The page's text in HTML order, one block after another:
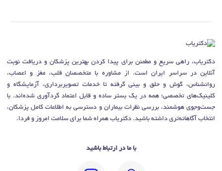
دکتریاب، راهی سریع و مطمئن برای پیدا کردن بهترین پزشکان و دریافت نوبت
آنلاین در سراسر ایران است. از مشاوره با متخصصان قلب، مغز و اعصاب،
روانشناس، گوش و حلق و بینی گرفته تا خدمات تصویربرداری، آزمایشگاه و
کلینیک‌های تخصصی؛ همه در یک بستر ساده و قابل اعتماد گردآوری شده‌اند. با
جست‌وجوی هوشمند، بررسی نظرات بیماران و دسترسی به اطلاعات کامل پزشکان،
انتخاب آگاهانه‌تری داشته باشید. دکتریاب همراه شما برای سلامت امروز و فردا.
با ما در ارتباط باشید